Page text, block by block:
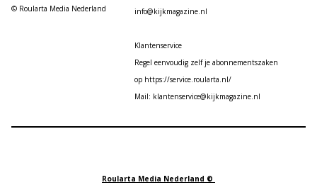
© Roularta Media Nederland
info@kijkmagazine.nl
Klantenservice
Regel eenvoudig zelf je abonnementszaken
op https://service.roularta.nl/
Mail: klantenservice@kijkmagazine.nl
Roularta Media Nederland ©